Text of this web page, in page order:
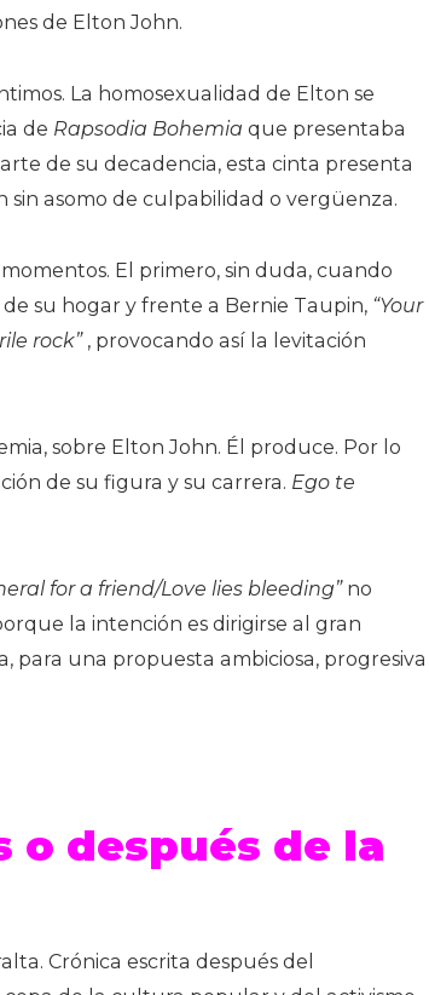
de Elton John.
La homosexualidad de Elton se
de Rapsodia Bohemia que presentaba
de su decadencia, esta cinta presenta
sin asomo de culpabilidad o vergüenza.
El primero, sin duda, cuando
su hogar y frente a Bernie Taupin, “Your
rock”, provocando así la levitación
sobre Elton John. Él produce. Por lo
de su figura y su carrera. Ego te
for a friend/Love lies bleeding”no
la intención es dirigirse al gran
para una propuesta ambiciosa, progresiva
o después de la
Crónica escrita después del